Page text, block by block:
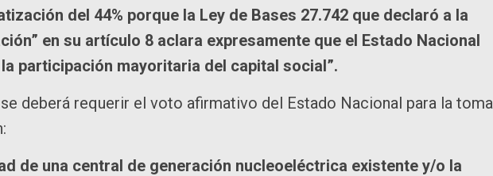
del 44% porque la Ley de Bases 27.742 que declaró a la
en su artículo 8 aclara expresamente que el Estado Nacional
participación mayoritaria del capital social”.
deberá requerir el voto afirmativo del Estado Nacional para la toma
de una central de generación nucleoeléctrica existente y/o la